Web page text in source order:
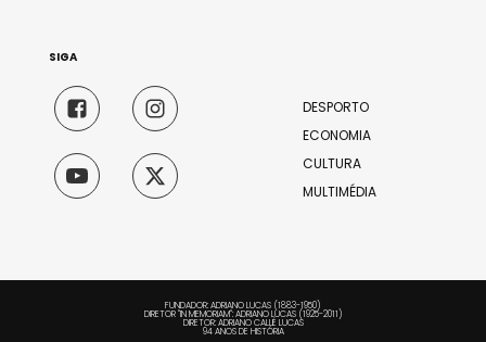
DESPORTO
ECONOMIA
CULTURA
MULTIMÉDIA
SIGA
FUNDADOR: ADRIANO LUCAS (1883-1950)
DIRETOR "IN MEMORIAM": ADRIANO LUCAS (1925-2011)
DIRETOR: ADRIANO CALLÉ LUCAS
94 ANOS DE HISTÓRIA